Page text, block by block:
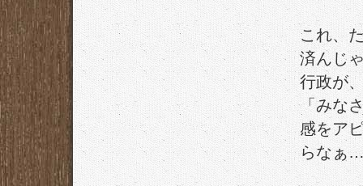
これ、
済んじ
行政が
「みな
感をア
らなぁ